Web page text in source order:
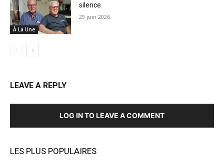
À La Une
silence
29 juin 2026
LEAVE A REPLY
LOG IN TO LEAVE A COMMENT
LES PLUS POPULAIRES